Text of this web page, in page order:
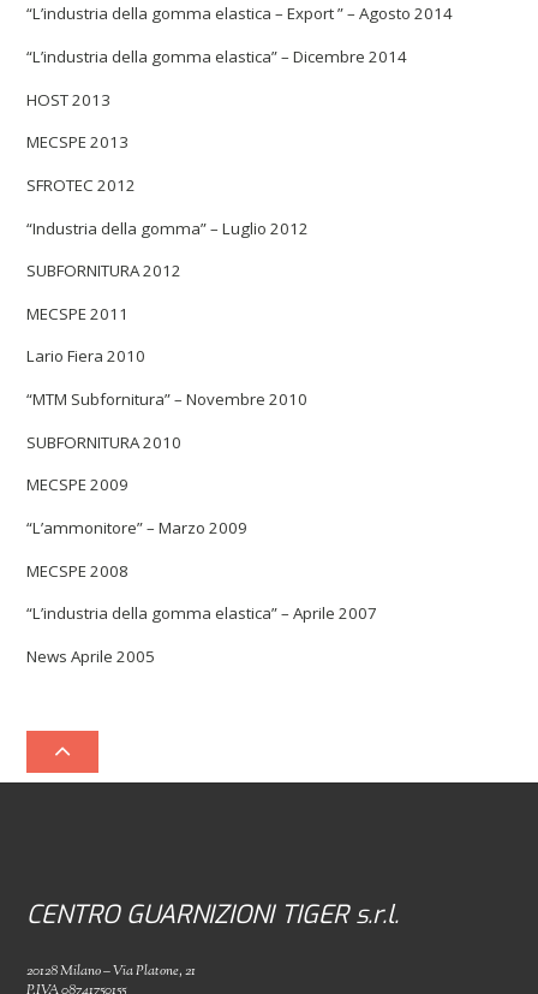
“L’industria della gomma elastica – Export ” – Agosto 2014
“L’industria della gomma elastica” – Dicembre 2014
HOST 2013
MECSPE 2013
SFROTEC 2012
“Industria della gomma” – Luglio 2012
SUBFORNITURA 2012
MECSPE 2011
Lario Fiera 2010
“MTM Subfornitura” – Novembre 2010
SUBFORNITURA 2010
MECSPE 2009
“L’ammonitore” – Marzo 2009
MECSPE 2008
“L’industria della gomma elastica” – Aprile 2007
News Aprile 2005
CENTRO GUARNIZIONI TIGER s.r.l.
20128 Milano – Via Platone, 21